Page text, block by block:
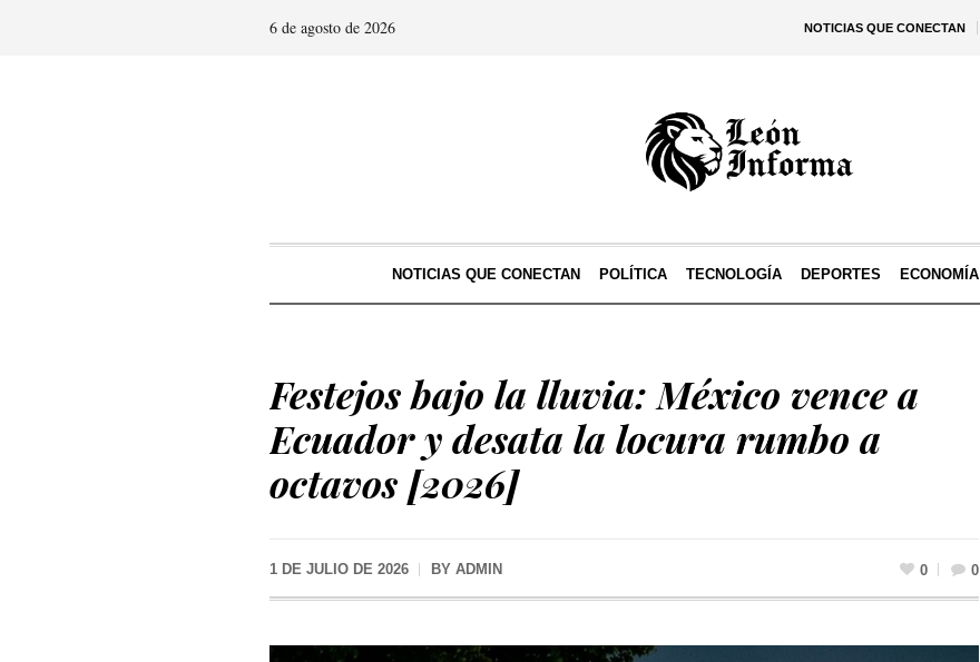
NOTICIAS QUE CONECTAN
6 de agosto de 2026
NOTICIAS QUE CONECTAN POLÍTICA TECNOLOGÍA DEPORTES ECONOMÍA
Festejos bajo la lluvia: México vence a
Ecuador y desata la locura rumbo a
octavos [2026]
1 DE JULIO DE 2026 BY ADMIN 0 0